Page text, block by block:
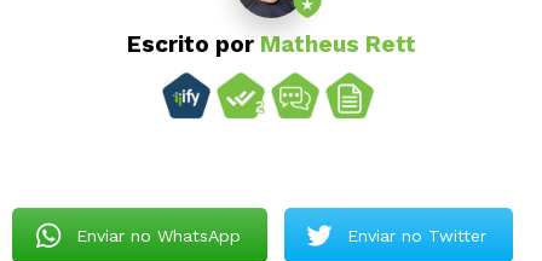
Escrito por Matheus Rett
Enviar no WhatsApp Enviar no Twitter